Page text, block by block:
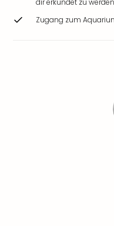
dir erkundet zu werden
Zugang zum